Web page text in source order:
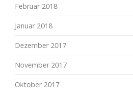
Februar 2018
Januar 2018
Dezember 2017
November 2017
Oktober 2017